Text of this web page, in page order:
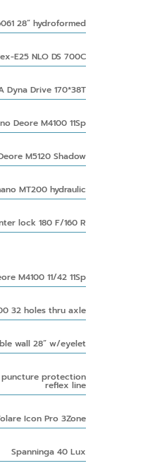
28” hydroformed
E25 NLO DS 700C
Dyna Drive 170*38T
Deore M4100 11Sp
M5120 Shadow
MT200 hydraulic
lock 180 F/160 R
M4100 11/42 11Sp
32 holes thru axle
wall 28” w/eyelet
puncture protection
reflex line
Icon Pro 3Zone
Spanninga 40 Lux